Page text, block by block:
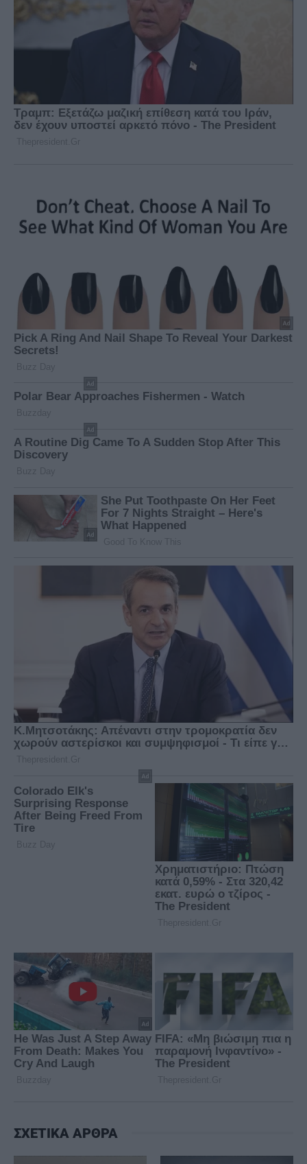
ΣΧΕΤΙΚΑ ΑΡΘΡΑ